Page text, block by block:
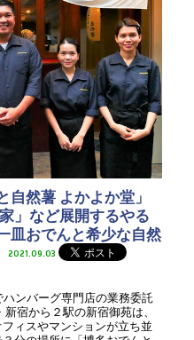
然薯 よかよか堂」
」など展開するやる
皿おでんと希少な自然
2021.09.03
ンバーグ専門店の業務委託
宿から２駅の新宿御苑は、
ィスやマンションが立ち並